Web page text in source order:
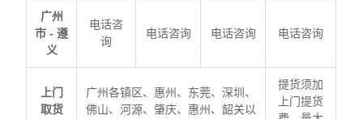
广州
市 - 遵
义
电话咨
询
电话咨询 电话咨询 电话咨询
上门
取货
广州各镇区、惠州、东莞、深圳、
佛山、河源、肇庆、惠州、韶关以
提货须加
上门提货